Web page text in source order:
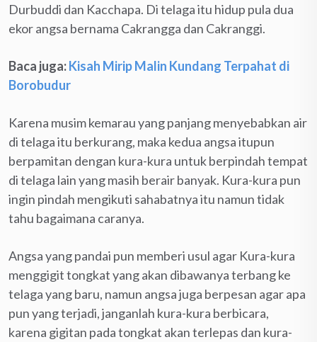
Durbuddi dan Kacchapa. Di telaga itu hidup pula dua
ekor angsa bernama Cakrangga dan Cakranggi.
Baca juga:Kisah Mirip Malin Kundang Terpahat di
Borobudur
Karena musim kemarau yang panjang menyebabkan air
di telaga itu berkurang, maka kedua angsa itupun
berpamitan dengan kura-kura untuk berpindah tempat
di telaga lain yang masih berair banyak. Kura-kura pun
ingin pindah mengikuti sahabatnya itu namun tidak
tahu bagaimana caranya.
Angsa yang pandai pun memberi usul agar Kura-kura
menggigit tongkat yang akan dibawanya terbang ke
telaga yang baru, namun angsa juga berpesan agar apa
pun yang terjadi, janganlah kura-kura berbicara,
karena gigitan pada tongkat akan terlepas dan kura-